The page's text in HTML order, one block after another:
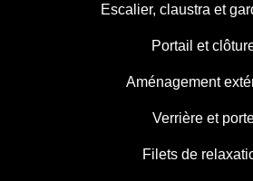
Escalier, claustra et
Portail et
Aménagement
Verrière et
Filets de